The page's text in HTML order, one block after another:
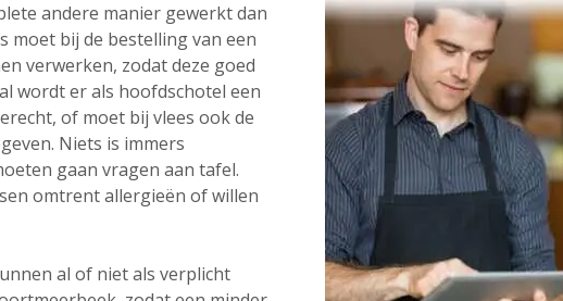
andere manier gewerkt dan
moet bij de bestelling van een
verwerken, zodat deze goed
wordt er als hoofdschotel een
of moet bij vlees ook de
Niets is immers
gaan vragen aan tafel.
omtrent allergieën of willen
al of niet als verplicht